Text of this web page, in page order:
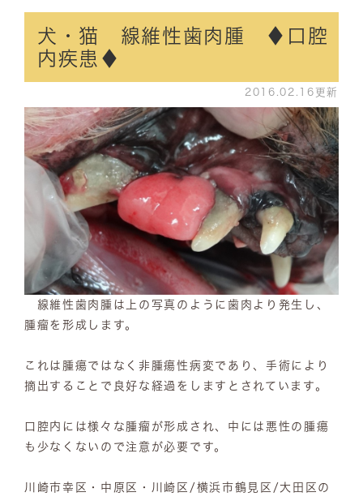
犬・猫 線維性歯肉腫 ♦口腔
内疾患♦
2016.02.16更新
線維性歯肉腫は上の写真のように歯肉より発生し、
腫瘤を形成します。
これは腫瘍ではなく非腫瘍性病変であり、手術により
摘出することで良好な経過をしますとされています。
口腔内には様々な腫瘤が形成され、中には悪性の腫瘍
も少なくないので注意が必要です。
川崎市幸区・中原区・川崎区/横浜市鶴見区/大田区の